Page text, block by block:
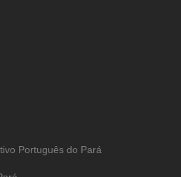
Português do Pará